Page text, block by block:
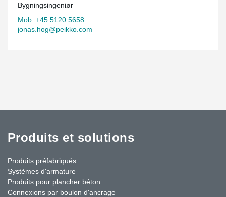
Bygningsingeniør
Mob. +45 5120 5658
jonas.hog@peikko.com
Produits et solutions
Produits préfabriqués
Systèmes d'armature
Produits pour plancher béton
Connexions par boulon d'ancrage